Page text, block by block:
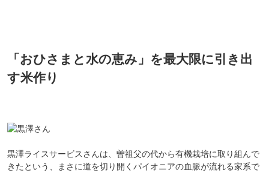
「おひさまと水の恵み」を最大限に引き出
す米作り
黒澤ライスサービスさんは、曽祖父の代から有機栽培に取り組んで
きたという、まさに道を切り開くパイオニアの血脈が流れる家系で